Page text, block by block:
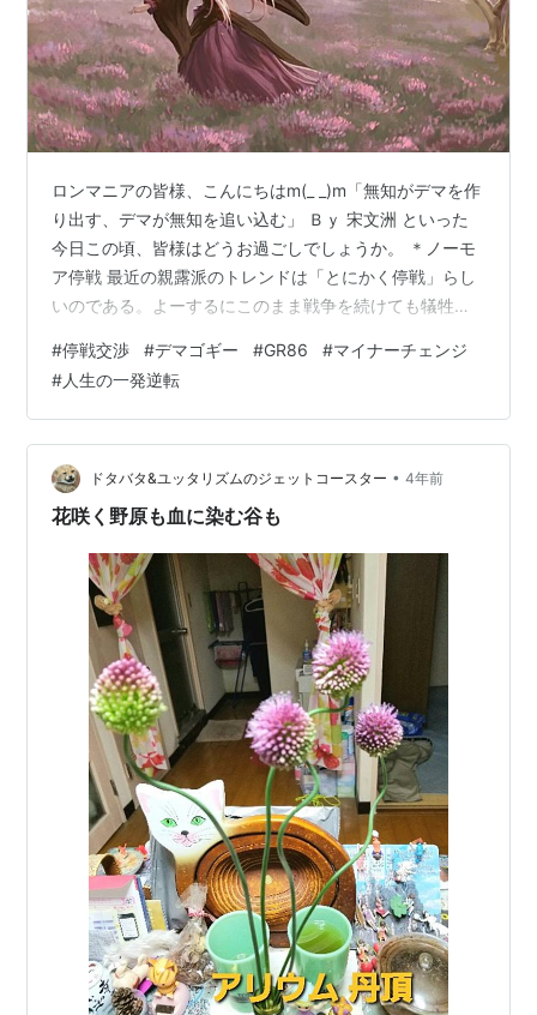
ロンマニアの皆様、こんにちはm(_ _)m「無知がデマを作
り出す、デマが無知を追い込む」 Ｂｙ 宋文洲 といった
今日この頃、皆様はどうお過ごしでしょうか。 ＊ノーモ
ア停戦 最近の親露派のトレンドは「とにかく停戦」らし
いのである。よーするにこのまま戦争を続けても犠牲者
後に解決すれば良いって論調である。確かに聞こえは良
いが、超デカい問題が一つだけあるのである。ソレは
「一度切り取られた領土はほぼ１００％戻ってこない」
って事である。つまりこの停戦論ってのは： 領土を切り
取られる ↓ 戦闘が起こる ↓ 「犠牲者が増えるから」と
停戦交渉が始まる ↓ 切り取…
#停戦交渉 #デマゴギー #GR86 #マイナーチェンジ
#人生の一発逆転
ドタバタ&ユッタリズムのジェットコースター • 4年前
花咲く野原も血に染む谷も